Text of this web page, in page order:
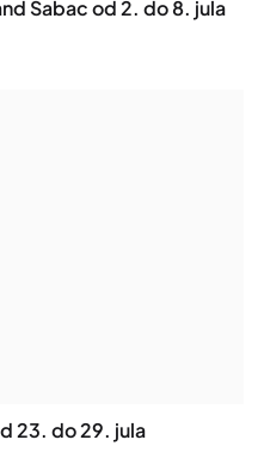
Šabac od 2. do 8. jula
23. do 29. jula